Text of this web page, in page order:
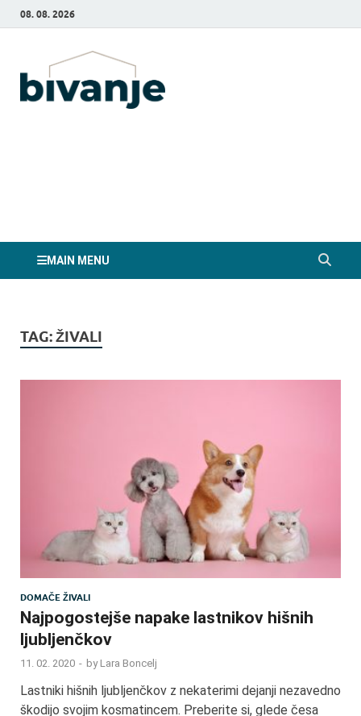
08. 08. 2026
MAIN MENU
TAG:ŽIVALI
DOMAČE ŽIVALI
Najpogostejše napake lastnikov hišnih
ljubljenčkov
11. 02. 2020 - by Lara Boncelj
Lastniki hišnih ljubljenčkov z nekaterimi dejanji nezavedno
škodijo svojim kosmatincem. Preberite si, glede česa